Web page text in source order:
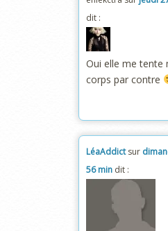
dit :
Oui elle me tente
corps par contre
LéaAddictsur
56 min dit :